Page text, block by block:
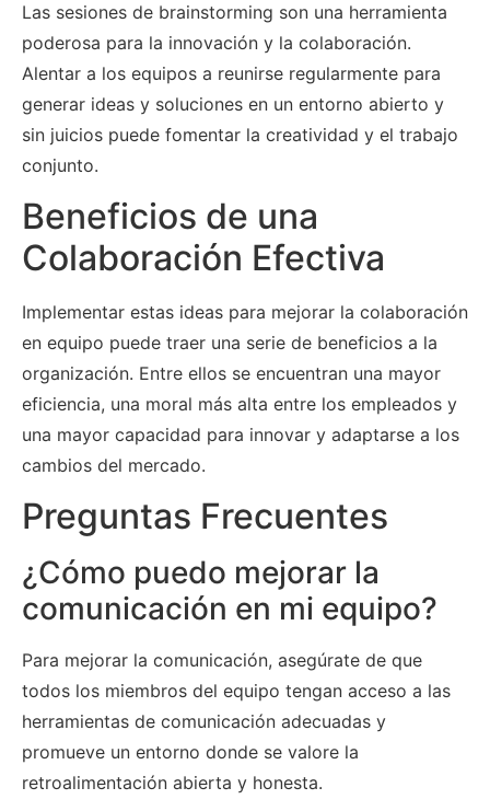
Las sesiones de brainstorming son una herramienta
poderosa para la innovación y la colaboración.
Alentar a los equipos a reunirse regularmente para
generar ideas y soluciones en un entorno abierto y
sin juicios puede fomentar la creatividad y el trabajo
conjunto.
Beneficios de una
Colaboración Efectiva
Implementar estas ideas para mejorar la colaboración
en equipo puede traer una serie de beneficios a la
organización. Entre ellos se encuentran una mayor
eficiencia, una moral más alta entre los empleados y
una mayor capacidad para innovar y adaptarse a los
cambios del mercado.
Preguntas Frecuentes
¿Cómo puedo mejorar la
comunicación en mi equipo?
Para mejorar la comunicación, asegúrate de que
todos los miembros del equipo tengan acceso a las
herramientas de comunicación adecuadas y
promueve un entorno donde se valore la
retroalimentación abierta y honesta.